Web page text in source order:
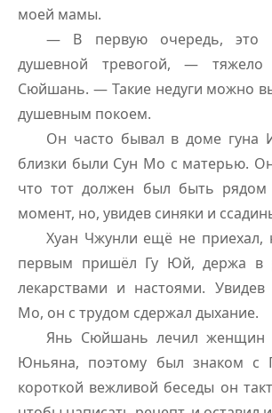
моей мамы.
— В первую очередь, это
душевной тревогой, — тяжело
Сюйшань. — Такие недуги можно
душевным покоем.
Он часто бывал в доме гуна
близки были Сун Мо с матерью. Он
что тот должен был быть
момент, но, увидев синяки и
Хуан Чжунли ещё не приехал,
первым пришёл Гу Юй, держа в
лекарствами и настоями. Увидев
Мо, он с трудом сдержал дыхание.
Янь Сюйшань лечил женщин
Юньяна, поэтому был знаком с
короткой вежливой беседы он